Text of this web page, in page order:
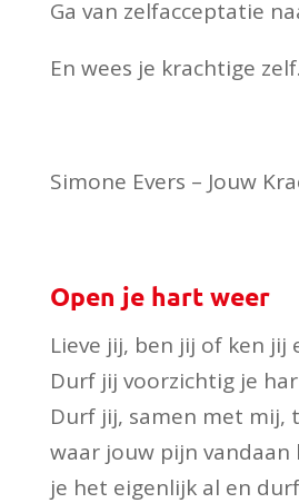
Ga van zelfacceptatie
En wees je krachtige zelf.
Simone Evers – Jouw
Open je hart weer
Lieve jij, ben jij of ken jij
Durf jij voorzichtig je
Durf jij, samen met mij,
waar jouw pijn vandaan
je het eigenlijk al en